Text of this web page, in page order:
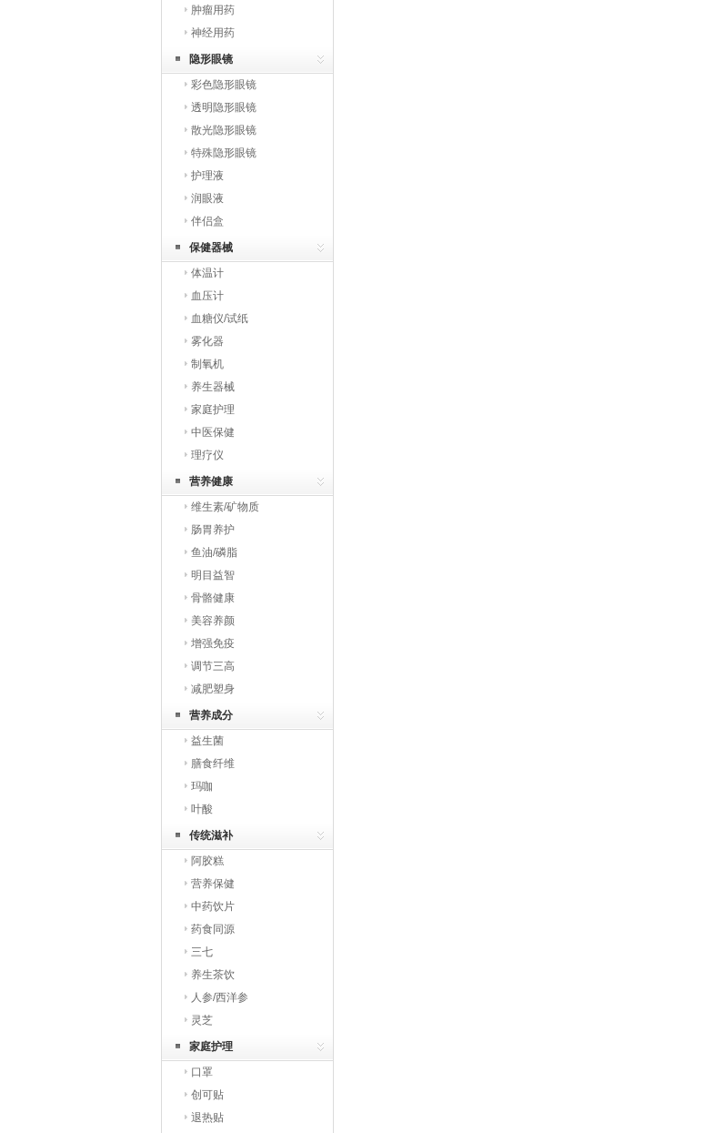
肿瘤用药
神经用药
隐形眼镜
彩色隐形眼镜
透明隐形眼镜
散光隐形眼镜
特殊隐形眼镜
护理液
润眼液
伴侣盒
保健器械
体温计
血压计
血糖仪/试纸
雾化器
制氧机
养生器械
家庭护理
中医保健
理疗仪
营养健康
维生素/矿物质
肠胃养护
鱼油/磷脂
明目益智
骨骼健康
美容养颜
增强免疫
调节三高
减肥塑身
营养成分
益生菌
膳食纤维
玛咖
叶酸
传统滋补
阿胶糕
营养保健
中药饮片
药食同源
三七
养生茶饮
人参/西洋参
灵芝
家庭护理
口罩
创可贴
退热贴